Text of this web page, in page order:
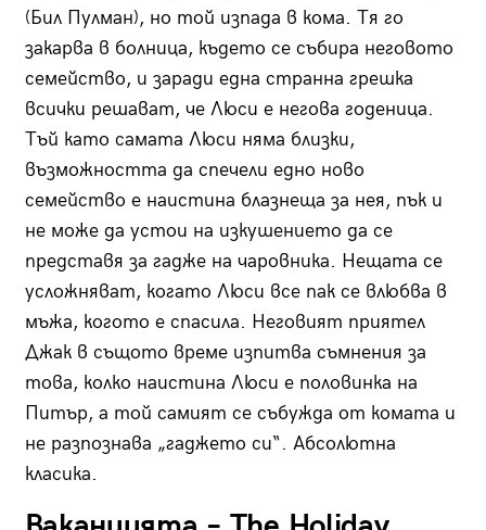
(Бил Пулман), но той изпада в кома. Тя го
закарва в болница, където се събира неговото
семейство, и заради една странна грешка
всички решават, че Люси е негова годеница.
Тъй като самата Люси няма близки,
възможността да спечели едно ново
семейство е наистина блазнеща за нея, пък и
не може да устои на изкушението да се
представя за гадже на чаровника. Нещата се
усложняват, когато Люси все пак се влюбва в
мъжа, когото е спасила. Неговият приятел
Джак в същото време изпитва съмнения за
това, колко наистина Люси е половинка на
Питър, а той самият се събужда от комата и
не разпознава „гаджето си“. Абсолютна
класика.